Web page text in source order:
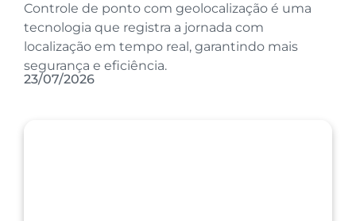
Controle de ponto com geolocalização é uma
tecnologia que registra a jornada com
localização em tempo real, garantindo mais
segurança e eficiência.
23/07/2026